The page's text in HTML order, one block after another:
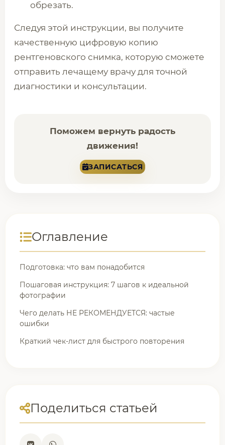
обрезать.
Следуя этой инструкции, вы получите
качественную цифровую копию
рентгеновского снимка, которую сможете
отправить лечащему врачу для точной
диагностики и консультации.
Поможем вернуть радость
движения!
ЗАПИСАТЬСЯ
Оглавление
Подготовка: что вам понадобится
Пошаговая инструкция: 7 шагов к идеальной
фотографии
Чего делать НЕ РЕКОМЕНДУЕТСЯ: частые
ошибки
Краткий чек-лист для быстрого повторения
Поделиться статьей